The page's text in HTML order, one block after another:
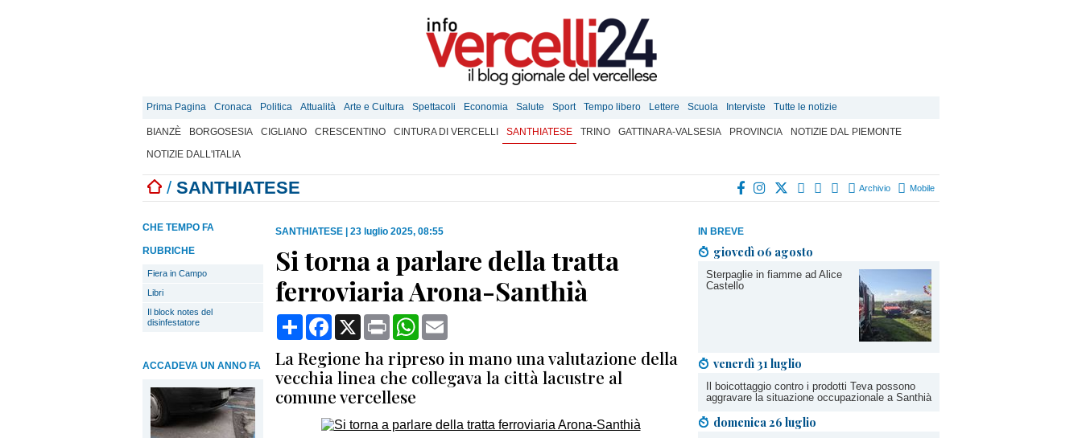
Prima Pagina Cronaca Politica Attualità Arte e Cultura Spettacoli Economia Salute Sport Tempo libero Lettere Scuola Interviste Tutte le notizie
BIANZÈ BORGOSESIA CIGLIANO CRESCENTINO CINTURA DI VERCELLI SANTHIATESE TRINO GATTINARA-VALSESIA PROVINCIA
NOTIZIE DAL PIEMONTE
NOTIZIE DALL'ITALIA
/ SANTHIATESE Archivio Mobile
IN BREVE
giovedì 06 agosto
Sterpaglie in fiamme ad Alice
Castello
venerdì 31 luglio
Il boicottaggio contro i prodotti Teva possono
aggravare la situazione occupazionale a Santhià
domenica 26 luglio
CHE TEMPO FA
RUBRICHE
Fiera in Campo
Libri
Il block notes del
disinfestatore
ACCADEVA UN ANNO FA
SANTHIATESE 23 luglio 2025, 08:55
Si torna a parlare della tratta
ferroviaria Arona-Santhià
CondividiFacebook
X Print WhatsApp
La Regione ha ripreso in mano una valutazione della
vecchia linea che collegava la città lacustre al
comune vercellese